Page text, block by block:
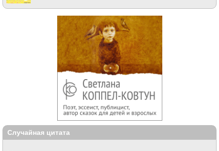
Случайная цитата